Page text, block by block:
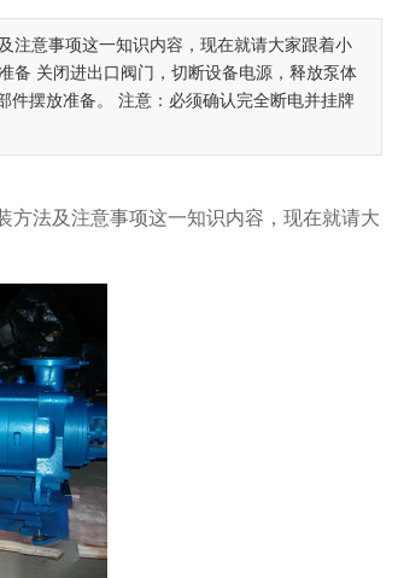
注意事项这一知识内容，现在就请大家跟着小
备 关闭进出口阀门，切断设备电源，释放泵体
件摆放准备。 注意：必须确认完全断电并挂牌
方法及注意事项这一知识内容，现在就请大